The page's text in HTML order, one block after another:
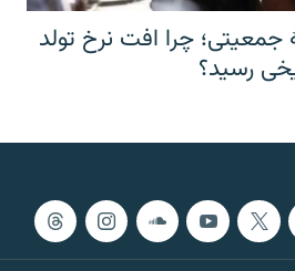
جمعیتی؛ چرا افت نرخ تولد
رسید؟